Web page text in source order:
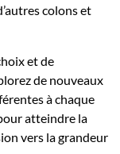
colons et
et de
de nouveaux
à chaque
atteindre la
vers la grandeur